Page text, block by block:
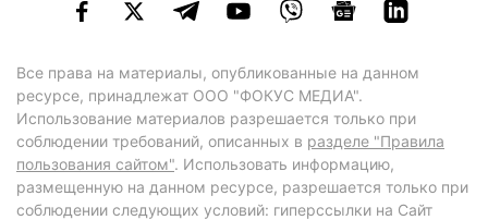
Все права на материалы, опубликованные на данном
ресурсе, принадлежат ООО "ФОКУС МЕДИА".
Использование материалов разрешается только при
соблюдении требований, описанных в разделе "Правила
пользования сайтом". Использовать информацию,
размещенную на данном ресурсе, разрешается только при
соблюдении следующих условий: гиперссылки на Сайт